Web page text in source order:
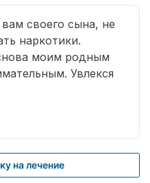
своего сына, не
наркотики.
моим родным
Увлекся
бы без помощи
на лечение